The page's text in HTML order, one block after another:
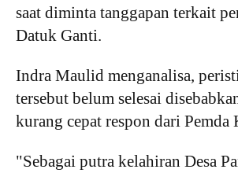
saat diminta tanggapan terkait
Datuk Ganti.
Indra Maulid menganalisa,
tersebut belum selesai
kurang cepat respon dari Pemda
"Sebagai putra kelahiran Desa